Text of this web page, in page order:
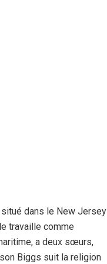
dans le New Jersey
travaille comme
a deux sœurs,
Biggs suit la religion